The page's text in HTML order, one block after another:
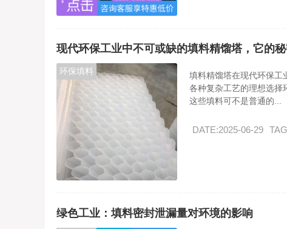
现代环保工业中不可或缺的填料精馏塔，它的秘
环保填料
填料精馏塔在现代环保工
各种复杂工艺的理想选择
这些填料可不是普通的...
DATE:2025-06-29
绿色工业：填料密封泄漏量对环境的影响